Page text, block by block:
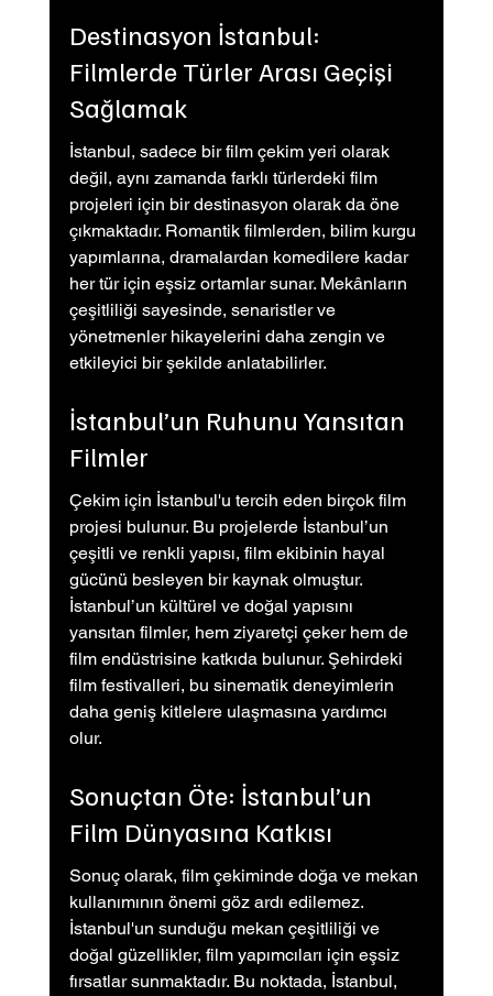
Destinasyon İstanbul:
Filmlerde Türler Arası Geçişi
Sağlamak
İstanbul, sadece bir film çekim yeri olarak
değil, aynı zamanda farklı türlerdeki film
projeleri için bir destinasyon olarak da öne
çıkmaktadır. Romantik filmlerden, bilim kurgu
yapımlarına, dramalardan komedilere kadar
her tür için eşsiz ortamlar sunar. Mekânların
çeşitliliği sayesinde, senaristler ve
yönetmenler hikayelerini daha zengin ve
etkileyici bir şekilde anlatabilirler.
İstanbul’un Ruhunu Yansıtan
Filmler
Çekim için İstanbul'u tercih eden birçok film
projesi bulunur. Bu projelerde İstanbul’un
çeşitli ve renkli yapısı, film ekibinin hayal
gücünü besleyen bir kaynak olmuştur.
İstanbul’un kültürel ve doğal yapısını
yansıtan filmler, hem ziyaretçi çeker hem de
film endüstrisine katkıda bulunur. Şehirdeki
film festivalleri, bu sinematik deneyimlerin
daha geniş kitlelere ulaşmasına yardımcı
olur.
Sonuçtan Öte: İstanbul’un
Film Dünyasına Katkısı
Sonuç olarak, film çekiminde doğa ve mekan
kullanımının önemi göz ardı edilemez.
İstanbul'un sunduğu mekan çeşitliliği ve
doğal güzellikler, film yapımcıları için eşsiz
fırsatlar sunmaktadır. Bu noktada, İstanbul,